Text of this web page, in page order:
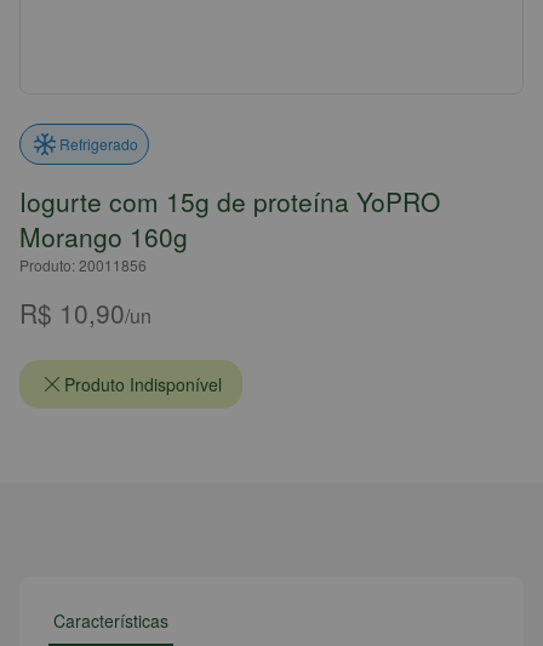
Refrigerado
Iogurte com 15g de proteína YoPRO
Morango 160g
Produto: 20011856
R$ 10,90/un
Produto Indisponível
Características